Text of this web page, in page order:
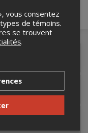
vous consentez
de témoins.
se trouvent
.